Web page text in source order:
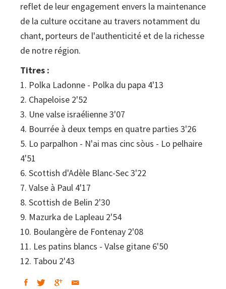
reflet de leur engagement envers la maintenance
de la culture occitane au travers notamment du
chant, porteurs de l'authenticité et de la richesse
de notre région.
Titres :
1. Polka Ladonne - Polka du papa 4'13
2. Chapeloise 2'52
3. Une valse israélienne 3'07
4. Bourrée à deux temps en quatre parties 3'26
5. Lo parpalhon - N'ai mas cinc sòus - Lo pelhaire
4'51
6. Scottish d'Adèle Blanc-Sec 3'22
7. Valse à Paul 4'17
8. Scottish de Belin 2'30
9. Mazurka de Lapleau 2'54
10. Boulangère de Fontenay 2'08
11. Les patins blancs - Valse gitane 6'50
12. Tabou 2'43